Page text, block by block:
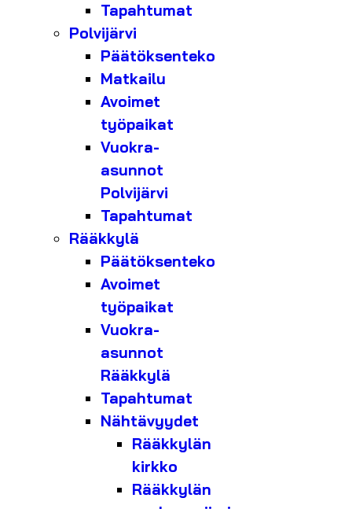
Tapahtumat
Polvijärvi
Päätöksenteko
Matkailu
Avoimet
työpaikat
Vuokra-
asunnot
Polvijärvi
Tapahtumat
Rääkkylä
Päätöksenteko
Avoimet
työpaikat
Vuokra-
asunnot
Rääkkylä
Tapahtumat
Nähtävyydet
Rääkkylän
kirkko
Rääkkylän